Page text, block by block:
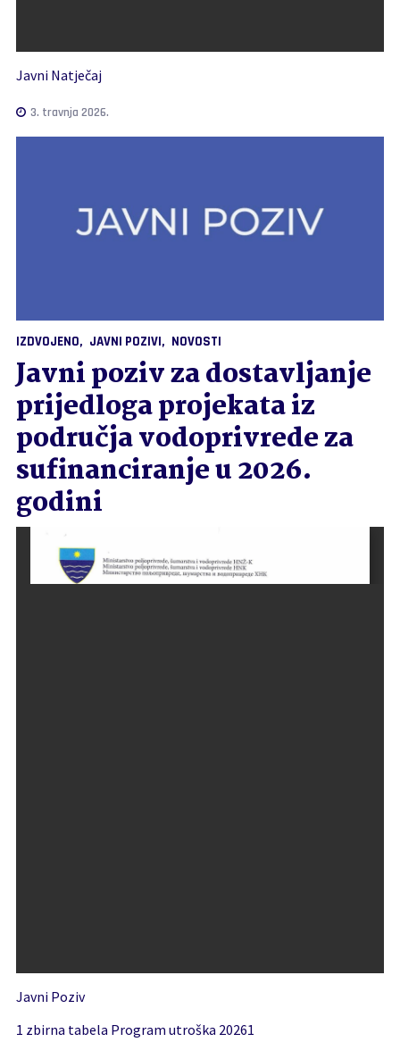
Javni Natječaj
3. travnja 2026.
IZDVOJENO JAVNI POZIVI NOVOSTI
Javni poziv za dostavljanje
prijedloga projekata iz
područja vodoprivrede za
sufinanciranje u 2026.
godini
Javni Poziv
1 zbirna tabela Program utroška 20261